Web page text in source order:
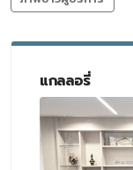
แกลลอรี่